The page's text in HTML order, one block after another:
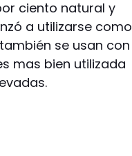
ciento natural y
a utilizarse como
se usan con
mas bien utilizada